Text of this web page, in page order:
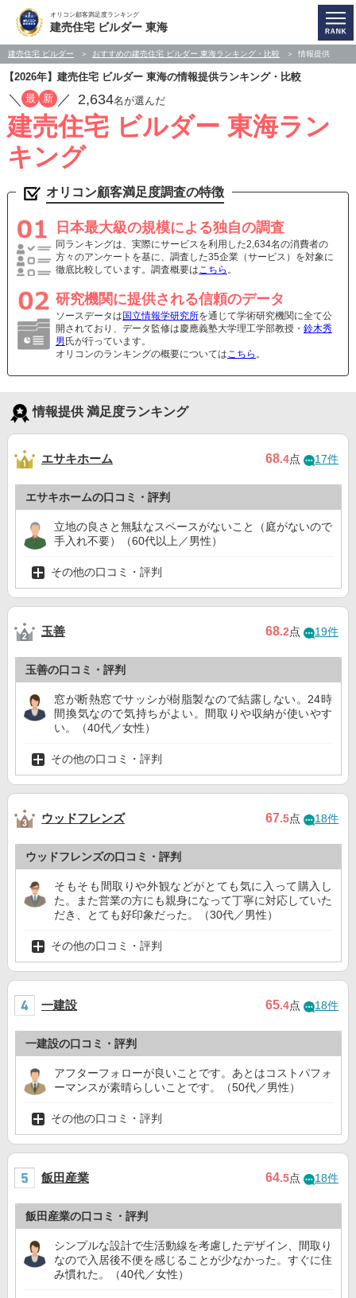
オリコン顧客満足度ランキング
建売住宅 ビルダー 東海
建売住宅 ビルダー おすすめの建売住宅 ビルダー 東海ランキング・比較 情報提供
【2026年】建売住宅 ビルダー 東海の情報提供ランキング・比較
／ 最 新 ／ 2,634名が選んだ
建売住宅 ビルダー 東海ラン
キング
オリコン顧客満足度調査の特徴
日本最大級の規模による独自の調査
同ランキングは、実際にサービスを利用した2,634名の消費者の
方々のアンケートを基に、調査した35企業（サービス）を対象に
徹底比較しています。調査概要はこちら 。
研究機関に提供される信頼のデータ
ソースデータは 国立情報学研究所を通じて学術研究機関に全て公
開されており、データ監修は慶應義塾大学理工学部教授・ 鈴木秀
男 氏が行っています。
オリコンのランキングの概要についてはこちら 。
情報提供 満足度ランキング
エサキホーム 68.4点 17件
エサキホームの口コミ・評判
立地の良さと無駄なスペースがないこと（庭がないので
手入れ不要）（60代以上／男性）
その他の口コミ・評判
玉善 68.2点 19件
玉善の口コミ・評判
窓が断熱窓でサッシが樹脂製なので結露しない。24時
間換気なので気持ちがよい。間取りや収納が使いやす
い。（40代／女性）
その他の口コミ・評判
ウッドフレンズ 67.5点 18件
ウッドフレンズの口コミ・評判
そもそも間取りや外観などがとても気に入って購入し
た。また営業の方にも親身になって丁寧に対応していた
だき、とても好印象だった。（30代／男性）
その他の口コミ・評判
一建設 65.4点 18件
一建設の口コミ・評判
アフターフォローが良いことです。あとはコストパフォ
ーマンスが素晴らしいことです。（50代／男性）
その他の口コミ・評判
飯田産業 64.5点 18件
飯田産業の口コミ・評判
シンプルな設計で生活動線を考慮したデザイン、間取り
なので入居後不便を感じることが少なかった。すぐに住
み慣れた。（40代／女性）